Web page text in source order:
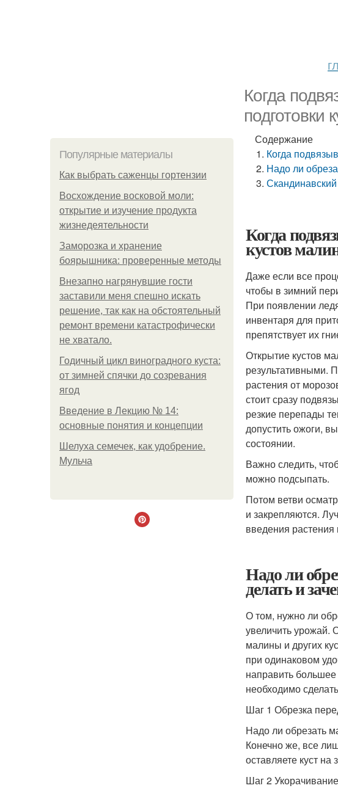
Когда
подготовки
Популярные материалы
Как выбрать саженцы гортензии
Восхождение восковой моли:
открытие и изучение продукта
жизнедеятельности
Заморозка и хранение
боярышника: проверенные методы
Внезапно нагрянувшие гости
заставили меня спешно искать
решение, так как на обстоятельный
ремонт времени катастрофически
не хватало.
Годичный цикл виноградного куста:
от зимней спячки до созревания
ягод
Введение в Лекцию № 14:
основные понятия и концепции
Шелуха семечек, как удобрение.
Мульча
Содержание
Когда
Надо ли
Когда
кустов
Даже если все
чтобы в зимний
При появлении
инвентаря для
препятствует их
Открытие кустов
результативными.
растения от
стоит сразу
резкие перепады
допустить ожоги,
состоянии.
Важно следить,
можно подсыпать.
Потом ветви
и закрепляются.
введения растения
Надо ли
делать и
О том, нужно ли
увеличить урожай.
малины и других
при одинаковом
направить большее
необходимо
Шаг 1 Обрезка
Надо ли обрезать
Конечно же, все
оставляете куст на
Шаг 2